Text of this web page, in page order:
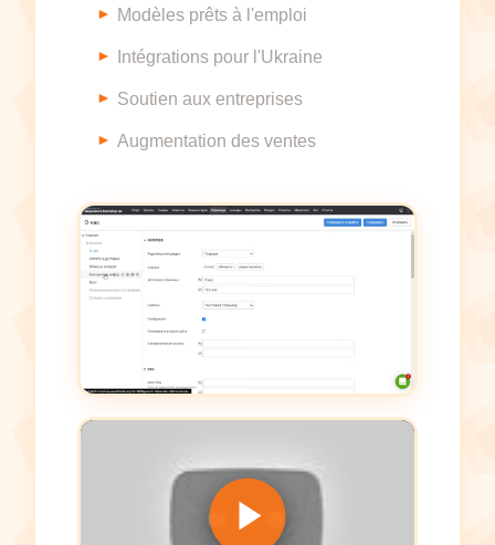
Modèles prêts à l'emploi
Intégrations pour l'Ukraine
Soutien aux entreprises
Augmentation des ventes